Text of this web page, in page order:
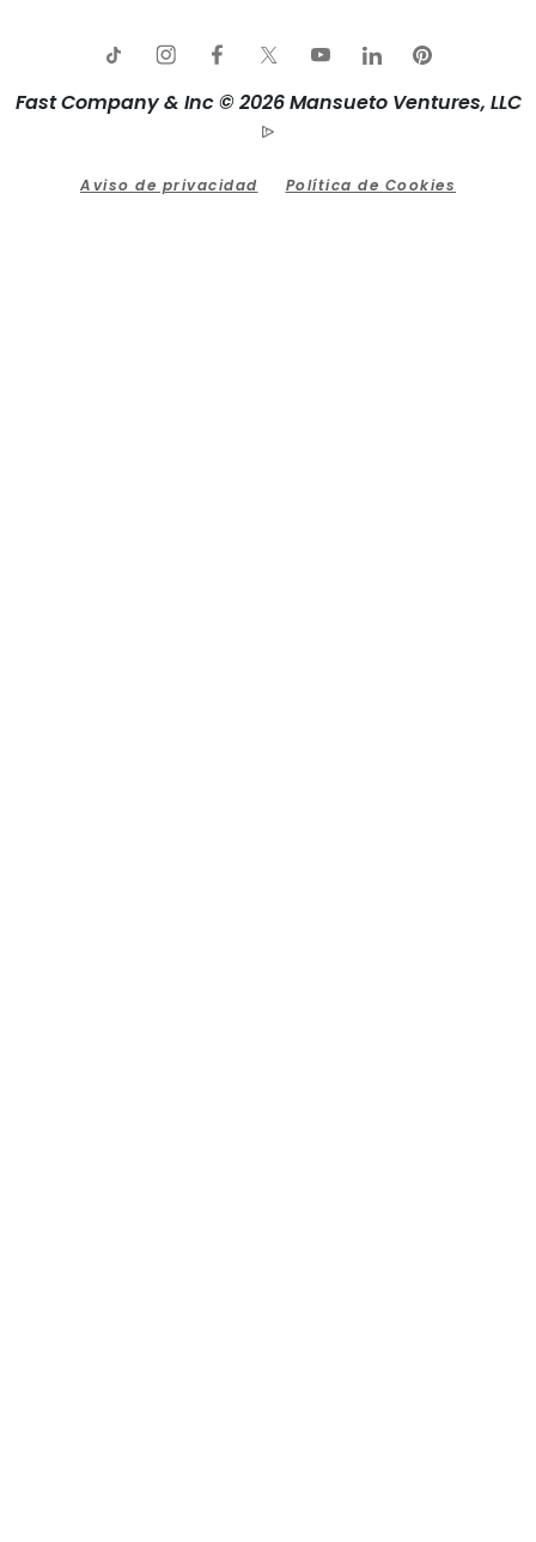
Fast Company & Inc © 2026 Mansueto Ventures, LLC
Aviso de privacidad Política de Cookies